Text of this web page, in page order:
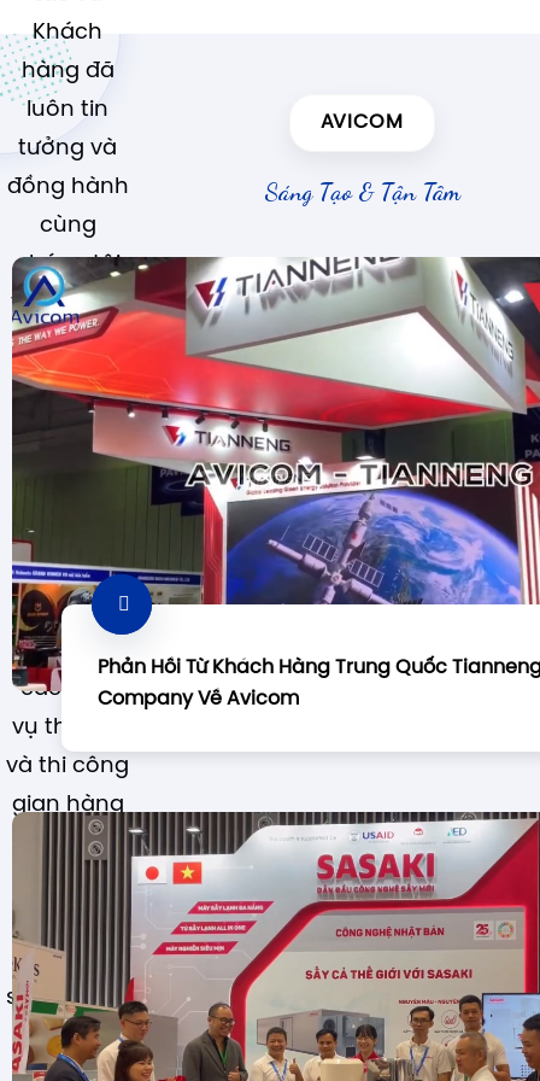
Khách
hàng đã
luôn tin
tưởng và
đồng hành
cùng
chúng tôi
trong suốt
chặng
đường
phát triển.
Được
vào năm
2008,
chúng tôi
cung cấp
các dịch
vụ thiết kế
và thi công
gian hàng
hội chợ
triển lãm;
thiết kế và
thi công
showroom,
cửa hàng,
vách đảo
AVICOM
Sáng Tạo & Tận Tâm
Phản Hồi Từ Khách Hàng Trung Quốc
Company Về Avicom
thi công gian hàng triển lãm chuyên nghiệp
Việt Nam, đã hoạt động trên 20 năm.